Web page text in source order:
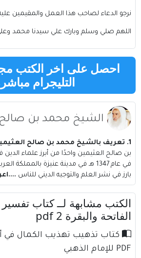
نرجو الدعاء لصاحب هذا العمل والمقيمين
اللهم صلي وسلم وبارك علي سيدنا محمد
احصل على اخر الكتب
التليجرام
الشيخ محمد بن صالح
1. تعريف بالشيخ محمد بن صالح العثيمين
بن صالح العثيمين واحدًا من أبرز علماء الدين
في عام 1347 هـ في مدينة عنيزة
بارز في نشر العلم والتوجيه الديني للناس
الكتب مشابهة لــ كتاب
الفاتحة والبقرة 2 pdf
PDF للإمام الذهبي